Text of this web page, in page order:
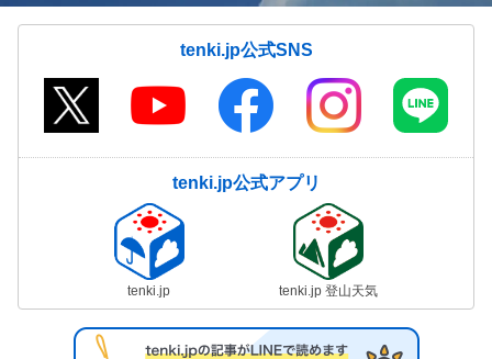
tenki.jp公式SNS
tenki.jp公式アプリ
tenki.jp tenki.jp 登山天気